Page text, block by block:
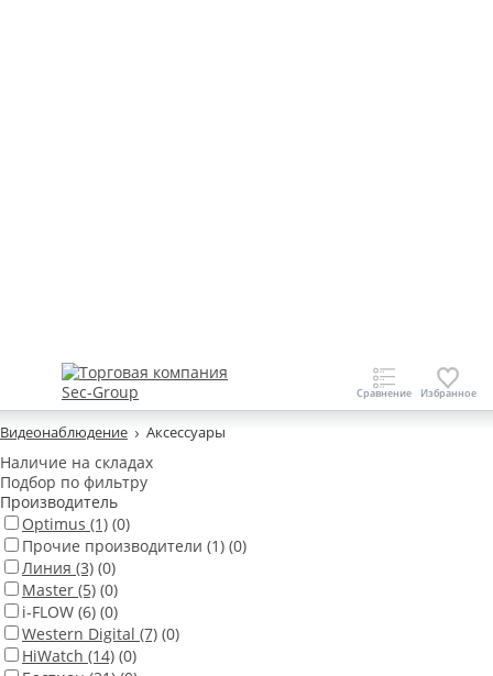
Видеонаблюдение Аксессуары
Наличие на складах
Подбор по фильтру
Производитель
Optimus (1) (0)
Прочие производители (1) (0)
Линия (3) (0)
Master (5) (0)
i-FLOW (6) (0)
Western Digital (7) (0)
HiWatch (14) (0)